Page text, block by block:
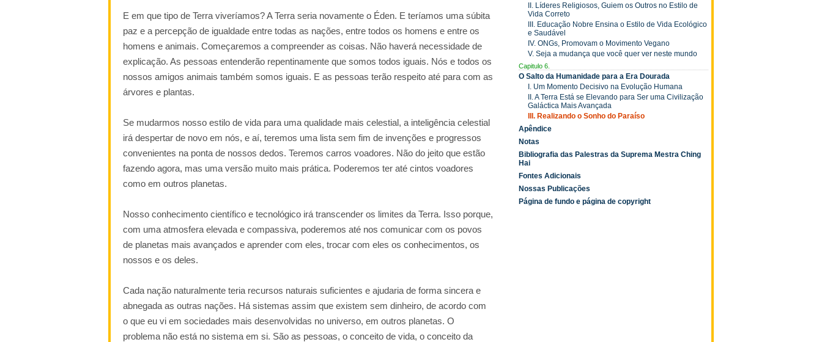
E em que tipo de Terra viveríamos? A Terra seria novamente o Éden. E teríamos uma súbita
paz e a percepção de igualdade entre todas as nações, entre todos os homens e entre os
homens e animais. Começaremos a compreender as coisas. Não haverá necessidade de
explicação. As pessoas entenderão repentinamente que somos todos iguais. Nós e todos os
nossos amigos animais também somos iguais. E as pessoas terão respeito até para com as
árvores e plantas.
Se mudarmos nosso estilo de vida para uma qualidade mais celestial, a inteligência celestial
irá despertar de novo em nós, e aí, teremos uma lista sem fim de invenções e progressos
convenientes na ponta de nossos dedos. Teremos carros voadores. Não do jeito que estão
fazendo agora, mas uma versão muito mais prática. Poderemos ter até cintos voadores
como em outros planetas.
Nosso conhecimento científico e tecnológico irá transcender os limites da Terra. Isso porque,
com uma atmosfera elevada e compassiva, poderemos até nos comunicar com os povos
de planetas mais avançados e aprender com eles, trocar com eles os conhecimentos, os
nossos e os deles.
Cada nação naturalmente teria recursos naturais suficientes e ajudaria de forma sincera e
abnegada as outras nações. Há sistemas assim que existem sem dinheiro, de acordo com
o que eu vi em sociedades mais desenvolvidas no universo, em outros planetas. O
problema não está no sistema em si. São as pessoas, o conceito de vida, o conceito da
II. Líderes Religiosos, Guiem os Outros no Estilo de
Vida Correto
III. Educação Nobre Ensina o Estilo de Vida Ecológico
e Saudável
IV. ONGs, Promovam o Movimento Vegano
V. Seja a mudança que você quer ver neste mundo
Capitulo 6.
O Salto da Humanidade para a Era Dourada
I. Um Momento Decisivo na Evolução Humana
II. A Terra Está se Elevando para Ser uma Civilização
Galáctica Mais Avançada
III. Realizando o Sonho do Paraíso
Apêndice
Notas
Bibliografia das Palestras da Suprema Mestra Ching
Hai
Fontes Adicionais
Nossas Publicações
Página de fundo e página de copyright